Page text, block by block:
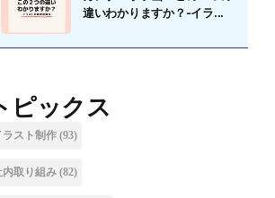
違いわかりますか？-イラ...
ピックス
ラスト制作 (93)
内取り組み (82)